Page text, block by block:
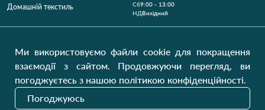
Домашній текстиль
Cб9:00 - 13:00
НДВихідний
Наші оновлення
Ми використовуємо файли cookie для покращення
взаємодії з сайтом. Продовжуючи перегляд, ви
погоджуєтесь з нашою політикою конфіденційності.
Погоджуюсь